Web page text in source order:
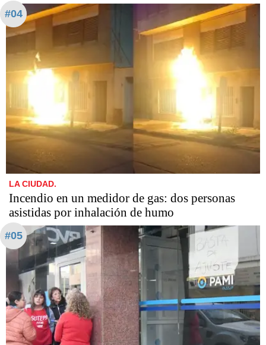
#04
LA CIUDAD.
Incendio en un medidor de gas: dos personas
asistidas por inhalación de humo
#05